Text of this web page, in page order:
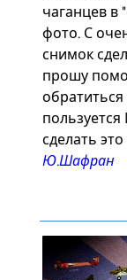
чаганцев в
фото. С
снимок
прошу
обратиться
сделать
Ю.Шафран